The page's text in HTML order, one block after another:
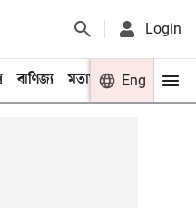
Login
বাণিজ্য মতামত খেলা
Eng